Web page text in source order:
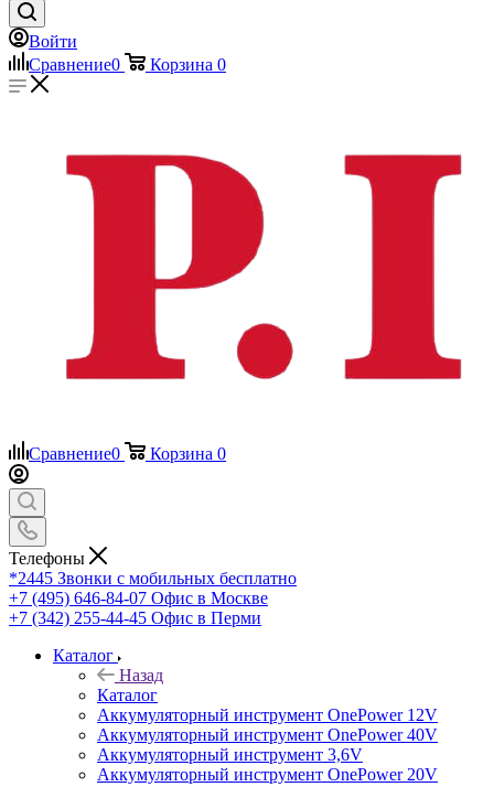
Войти
Сравнение0 Корзина 0
Сравнение0 Корзина 0
Телефоны
*2445 Звонки с мобильных бесплатно
+7 (495) 646-84-07 Офис в Москве
+7 (342) 255-44-45 Офис в Перми
Каталог
Назад
Каталог
Аккумуляторный инструмент OnePower 12V
Аккумуляторный инструмент OnePower 40V
Аккумуляторный инструмент 3,6V
Аккумуляторный инструмент OnePower 20V